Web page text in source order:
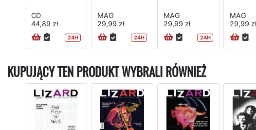
CD
44,89 zł
24H
MAG
29,99 zł
24H
MAG
29,99 zł
24H
MAG
29,99 zł
KUPUJĄCY TEN PRODUKT WYBRALI RÓWNIEŻ